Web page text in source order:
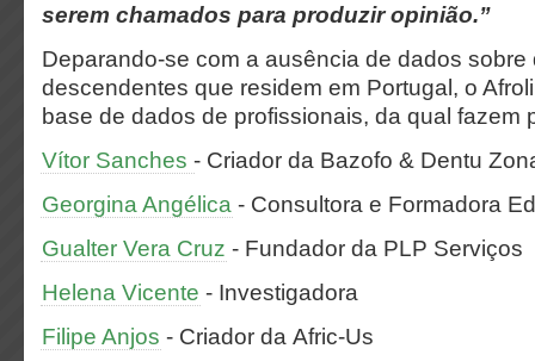
serem chamados para produzir opinião.”
Deparando-se com a ausência de dados sobre
descendentes que residem em Portugal, o
base de dados de profissionais, da qual fazem
Vítor Sanches - Criador da Bazofo & Dentu
Georgina Angélica - Consultora e Formadora
Gualter Vera Cruz - Fundador da PLP Serviços
Helena Vicente - Investigadora
Filipe Anjos - Criador da Afric-Us